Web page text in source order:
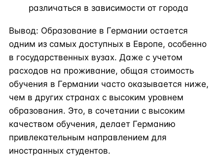
различаться в зависимости от города
Вывод: Образование в Германии остается
одним из самых доступных в Европе, особенно
в государственных вузах. Даже с учетом
расходов на проживание, общая стоимость
обучения в Германии часто оказывается ниже,
чем в других странах с высоким уровнем
образования. Это, в сочетании с высоким
качеством обучения, делает Германию
привлекательным направлением для
иностранных студентов.